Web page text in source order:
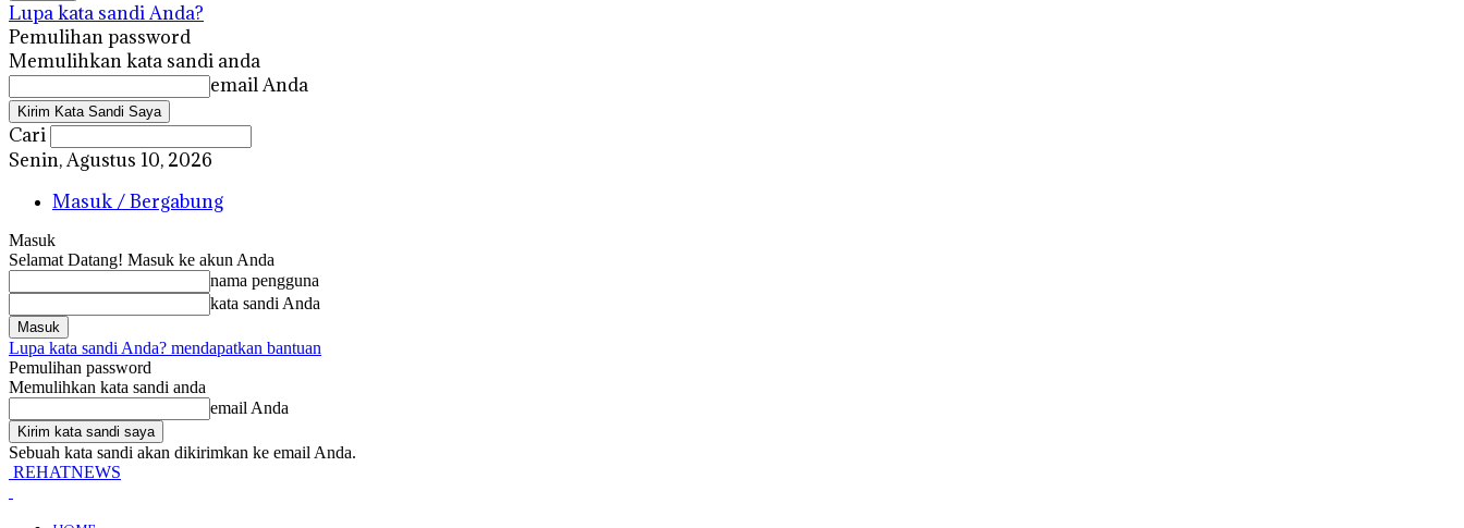
Lupa kata sandi Anda?
Pemulihan password
Memulihkan kata sandi anda
email Anda
Cari
Senin, Agustus 10, 2026
Masuk / Bergabung
Masuk
Selamat Datang! Masuk ke akun Anda
nama pengguna
kata sandi Anda
Lupa kata sandi Anda? mendapatkan bantuan
Pemulihan password
Memulihkan kata sandi anda
email Anda
Sebuah kata sandi akan dikirimkan ke email Anda.
REHATNEWS